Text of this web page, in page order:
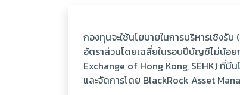
กองทุนจะใช้นโยบายในการบริหารเชิงรั
อัตราส่วนโดยเฉลี่ยในรอบปีบัญชีไม่น้อ
Exchange of Hong Kong, SEHK) ที่
และจัดการโดย BlackRock Asset